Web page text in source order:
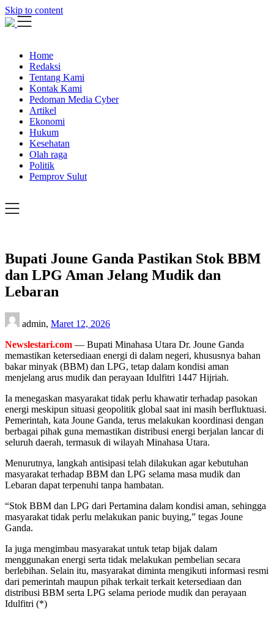
Skip to content
Home
Redaksi
Tentang Kami
Kontak Kami
Pedoman Media Cyber
Artikel
Ekonomi
Hukum
Kesehatan
Olah raga
Politik
Pemprov Sulut
Bupati Joune Ganda Pastikan Stok BBM
dan LPG Aman Jelang Mudik dan
Lebaran
admin, Maret 12, 2026
Newslestari.com — Bupati Minahasa Utara Dr. Joune Ganda
memastikan ketersediaan energi di dalam negeri, khususnya bahan
bakar minyak (BBM) dan LPG, tetap dalam kondisi aman
menjelang arus mudik dan perayaan Idulfitri 1447 Hijriah.
Ia menegaskan masyarakat tidak perlu khawatir terhadap pasokan
energi meskipun situasi geopolitik global saat ini masih berfluktuasi.
Pemerintah, kata Joune Ganda, terus melakukan koordinasi dengan
berbagai pihak guna memastikan distribusi energi berjalan lancar di
seluruh daerah, termasuk di wilayah Minahasa Utara.
Menurutnya, langkah antisipasi telah dilakukan agar kebutuhan
masyarakat terhadap BBM dan LPG selama masa mudik dan
Lebaran dapat terpenuhi tanpa hambatan.
“Stok BBM dan LPG dari Pertamina dalam kondisi aman, sehingga
masyarakat tidak perlu melakukan panic buying,” tegas Joune
Ganda.
Ia juga mengimbau masyarakat untuk tetap bijak dalam
menggunakan energi serta tidak melakukan pembelian secara
berlebihan. Selain itu, masyarakat diminta mengikuti informasi resmi
dari pemerintah maupun pihak terkait terkait ketersediaan dan
distribusi BBM serta LPG selama periode mudik dan perayaan
Idulfitri (*)